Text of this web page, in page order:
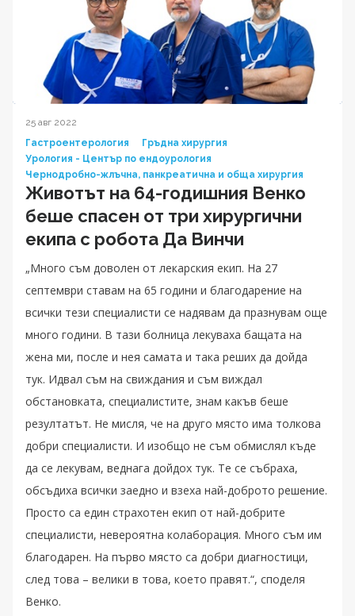
25 авг 2022
Гастроентерология
Гръдна хирургия
Урология - Център по ендоурология
Чернодробно-жлъчна, панкреатична и обща хирургия
Животът на 64-годишния Венко
беше спасен от три хирургични
екипа с робота Да Винчи
„Много съм доволен от лекарския екип. На 27
септември ставам на 65 години и благодарение на
всички тези специалисти се надявам да празнувам още
много години. В тази болница лекуваха бащата на
жена ми, после и нея самата и така реших да дойда
тук. Идвал съм на свиждания и съм виждал
обстановката, специалистите, знам какъв беше
резултатът. Не мисля, че на друго място има толкова
добри специалисти. И изобщо не съм обмислял къде
да се лекувам, веднага дойдох тук. Те се събраха,
обсъдиха всички заедно и взеха най-доброто решение.
Просто са един страхотен екип от най-добрите
специалисти, невероятна колаборация. Много съм им
благодарен. На първо място са добри диагностици,
след това – велики в това, което правят.“, споделя
Венко.